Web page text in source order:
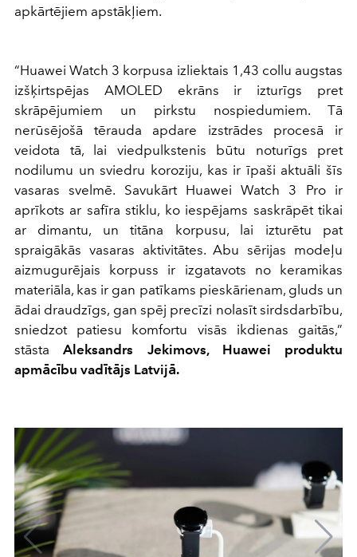
apkārtējiem apstākļiem.
“Huawei Watch 3 korpusa izliektais 1,43 collu augstas
izšķirtspējas AMOLED ekrāns ir izturīgs pret
skrāpējumiem un pirkstu nospiedumiem. Tā
nerūsējošā tērauda apdare izstrādes procesā ir
veidota tā, lai viedpulkstenis būtu noturīgs pret
nodilumu un sviedru koroziju, kas ir īpaši aktuāli šīs
vasaras svelmē. Savukārt Huawei Watch 3 Pro ir
aprīkots ar safīra stiklu, ko iespējams saskrāpēt tikai
ar dimantu, un titāna korpusu, lai izturētu pat
spraigākās vasaras aktivitātes. Abu sērijas modeļu
aizmugurējais korpuss ir izgatavots no keramikas
materiāla, kas ir gan patīkams pieskārienam, gluds un
ādai draudzīgs, gan spēj precīzi nolasīt sirdsdarbību,
sniedzot patiesu komfortu visās ikdienas gaitās,”
stāstaAleksandrs Jekimovs, Huawei produktu
apmācību vadītājs Latvijā.